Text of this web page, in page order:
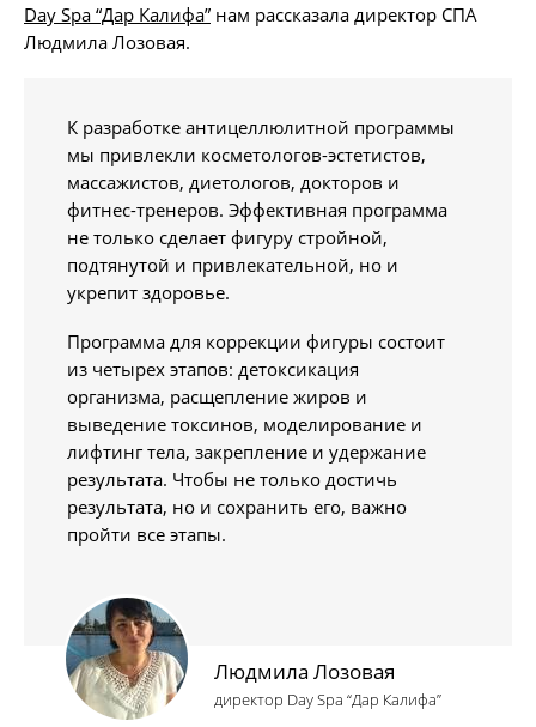
Day Spa “Дар Калифа” нам рассказала директор СПА
Людмила Лозовая.
К разработке антицеллюлитной программы
мы привлекли косметологов-эстетистов,
массажистов, диетологов, докторов и
фитнес-тренеров. Эффективная программа
не только сделает фигуру стройной,
подтянутой и привлекательной, но и
укрепит здоровье.
Программа для коррекции фигуры состоит
из четырех этапов: детоксикация
организма, расщепление жиров и
выведение токсинов, моделирование и
лифтинг тела, закрепление и удержание
результата. Чтобы не только достичь
результата, но и сохранить его, важно
пройти все этапы.
Людмила Лозовая
директор Day Spa “Дар Калифа”